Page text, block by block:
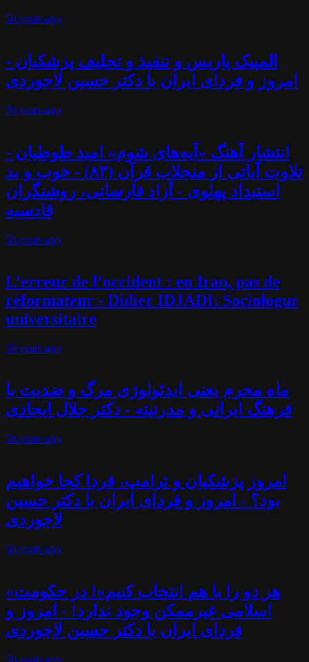
56 years ago
المپیک پاریس و تنفیذ و تحلیف پزشکیان -
امروز و فردای ایران با دکتر حسین لاجوردی
56 years ago
انتشار آهنگ «آیه‌های شوم» امید طوطیان -
تلاوت آیاتی از منجلاب قرآن (۸۳) - خوب و بد
استبداد پهلوی - آزاد فارسانی، روشنگران
قادسیه
56 years ago
L’erreur de l’occident : en Iran, pas de
réformateur - Didier IDJADI: Sociologue
universitaire
56 years ago
ماه محرم یعنی ایدئولوژی مرگ و ضدیت با
فرهنگ ایرانی و مدرنیته - دکتر جلال ایجادی
56 years ago
امروز پزشکیان و ترامپ، فردا کجا خواهیم
بود؟ - امروز و فردای ایران با دکتر حسین
لاجوردی
56 years ago
«هر دو را با هم انتخاب کنیم»! در حکومت
اسلامی غیرممکن وجود ندارد! - امروز و
فردای ایران با دکتر حسین لاجوردی
56 years ago